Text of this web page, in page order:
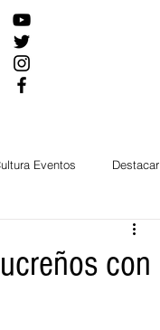
Eventos Destacar
con